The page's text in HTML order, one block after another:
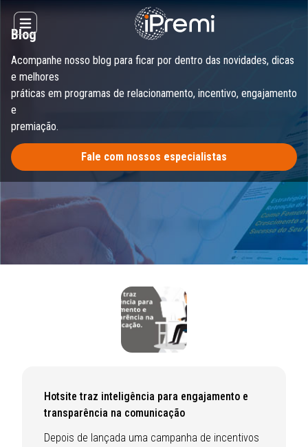
content
Blog
Acompanhe nosso blog para ficar por dentro das novidades, dicas
e melhores
práticas em programas de relacionamento, incentivo, engajamento
e
premiação.
Fale com nossos especialistas
Open main menu
Hotsite traz inteligência para engajamento e
transparência na comunicação
Depois de lançada uma campanha de incentivos